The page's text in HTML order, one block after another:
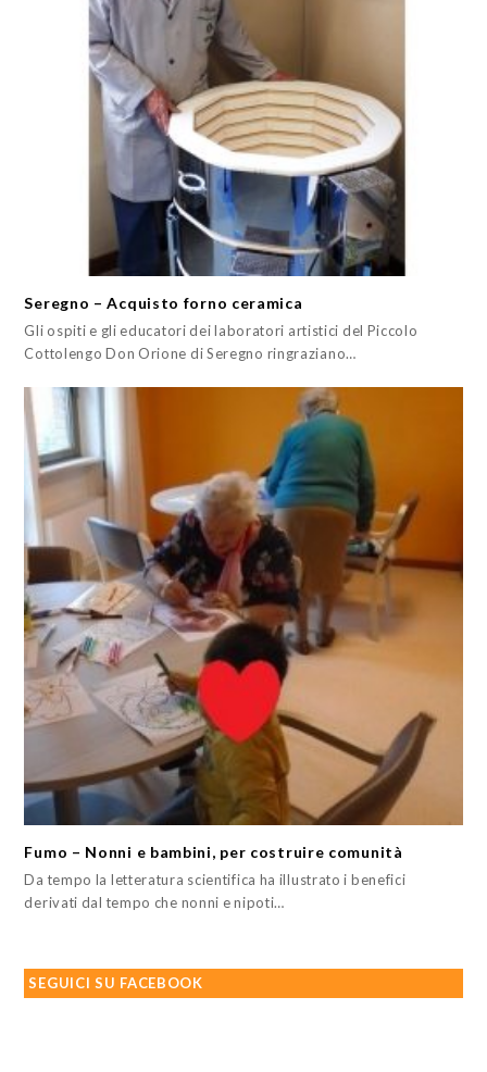
Seregno – Acquisto forno ceramica
Gli ospiti e gli educatori dei laboratori artistici del Piccolo
Cottolengo Don Orione di Seregno ringraziano…
Fumo – Nonni e bambini, per costruire comunità
Da tempo la letteratura scientifica ha illustrato i benefici
derivati dal tempo che nonni e nipoti…
SEGUICI SU FACEBOOK